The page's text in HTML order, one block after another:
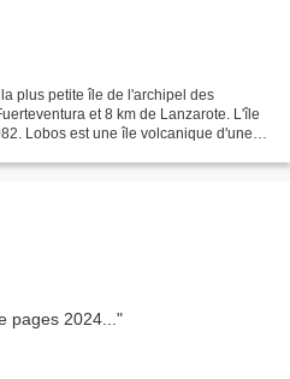
plus petite île de l'archipel des
et 8 km de Lanzarote. L'île
Lobos est une île volcanique d'une